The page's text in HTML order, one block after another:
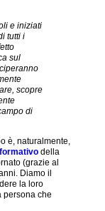
e iniziati
tutti i
sul
scopre
di
è, naturalmente,
della
(grazie al
Diamo il
la loro
persona che